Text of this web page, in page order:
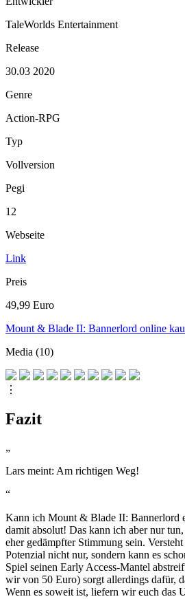
TaleWorlds Entertainment
Release
30.03 2020
Genre
Action-RPG
Typ
Vollversion
Pegi
12
Webseite
Link
Preis
49,99 Euro
Mount & Blade II: Bannerlord online
Media (10)
⋮
Fazit
„
Lars meint: Am richtigen Weg!
“
Kann ich Mount & Blade II: Bannerlord
damit absolut! Das kann ich aber nur
eher gedämpfter Stimmung sein.
Potenzial nicht nur, sondern kann es
Spiel seinen Early Access-Mantel
wir von 50 Euro) sorgt allerdings dafür,
Wenn es soweit ist, liefern wir euch das